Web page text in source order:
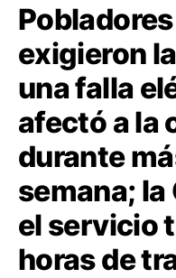
exigieron
una falla
afectó a la
durante
semana; la
el servicio
horas de